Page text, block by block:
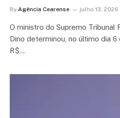
By Agência Cearense julho 13, 2026
O ministro do Supremo Tribunal
Dino determinou, no último dia
R$…